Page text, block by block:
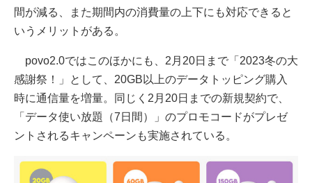
間が減る、また期間内の消費量の上下にも対応できると
いうメリットがある。
povo2.0ではこのほかにも、2月20日まで「2023冬の大
感謝祭！」として、20GB以上のデータトッピング購入
時に通信量を増量。同じく2月20日までの新規契約で、
「データ使い放題（7日間）」のプロモコードがプレゼ
ントされるキャンペーンも実施されている。